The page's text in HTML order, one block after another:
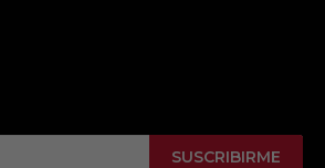
SUSCRIBIRME